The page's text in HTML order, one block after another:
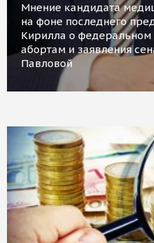
Мнение кандидата
на фоне последнего
Кирилла о федеральном
абортам и заявления
Павловой